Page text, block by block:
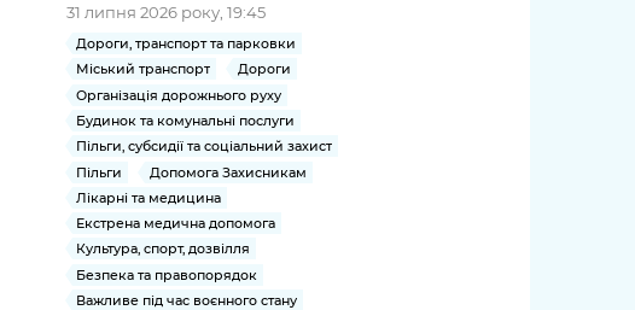
31 липня 2026 року, 19:45
Дороги, транспорт та парковки
Міський транспорт
Дороги
Організація дорожнього руху
Будинок та комунальні послуги
Пільги, субсидії та соціальний захист
Пільги
Допомога Захисникам
Лікарні та медицина
Екстрена медична допомога
Культура, спорт, дозвілля
Безпека та правопорядок
Важливе під час воєнного стану